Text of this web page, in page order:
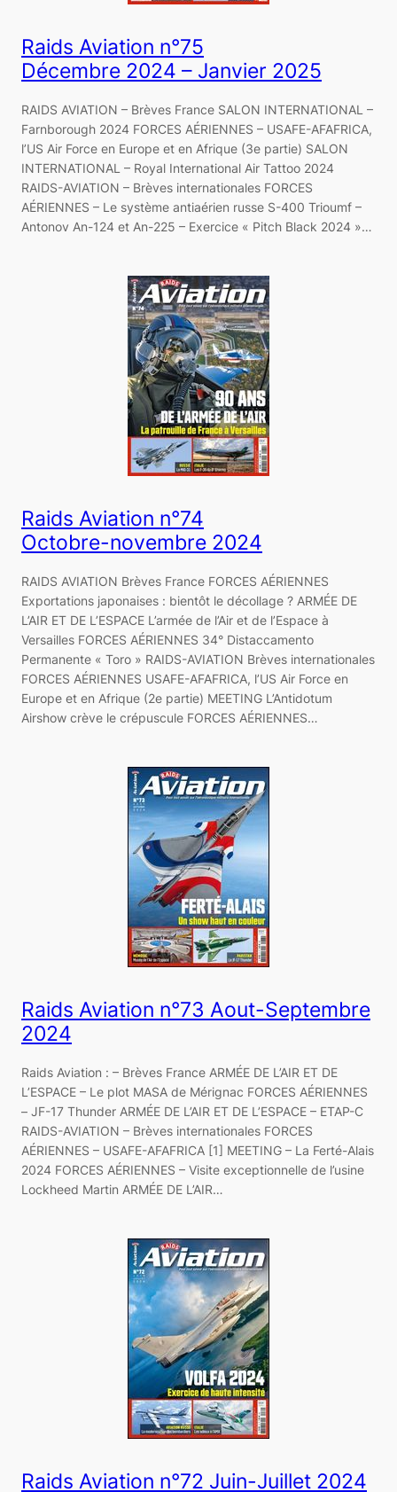
Raids Aviation n°75
Décembre 2024 – Janvier 2025
RAIDS AVIATION – Brèves France SALON INTERNATIONAL –
Farnborough 2024 FORCES AÉRIENNES – USAFE-AFAFRICA,
l’US Air Force en Europe et en Afrique (3e partie) SALON
INTERNATIONAL – Royal International Air Tattoo 2024
RAIDS-AVIATION – Brèves internationales FORCES
AÉRIENNES – Le système antiaérien russe S-400 Trioumf –
Antonov An-124 et An-225 – Exercice « Pitch Black 2024 »…
Raids Aviation n°74
Octobre-novembre 2024
RAIDS AVIATION Brèves France FORCES AÉRIENNES
Exportations japonaises : bientôt le décollage ? ARMÉE DE
L’AIR ET DE L’ESPACE L’armée de l’Air et de l’Espace à
Versailles FORCES AÉRIENNES 34° Distaccamento
Permanente « Toro » RAIDS-AVIATION Brèves internationales
FORCES AÉRIENNES USAFE-AFAFRICA, l’US Air Force en
Europe et en Afrique (2e partie) MEETING L’Antidotum
Airshow crève le crépuscule FORCES AÉRIENNES…
Raids Aviation n°73 Aout-Septembre
2024
Raids Aviation : – Brèves France ARMÉE DE L’AIR ET DE
L’ESPACE – Le plot MASA de Mérignac FORCES AÉRIENNES
– JF-17 Thunder ARMÉE DE L’AIR ET DE L’ESPACE – ETAP-C
RAIDS-AVIATION – Brèves internationales FORCES
AÉRIENNES – USAFE-AFAFRICA [1] MEETING – La Ferté-Alais
2024 FORCES AÉRIENNES – Visite exceptionnelle de l’usine
Lockheed Martin ARMÉE DE L’AIR…
Raids Aviation n°72 Juin-Juillet 2024